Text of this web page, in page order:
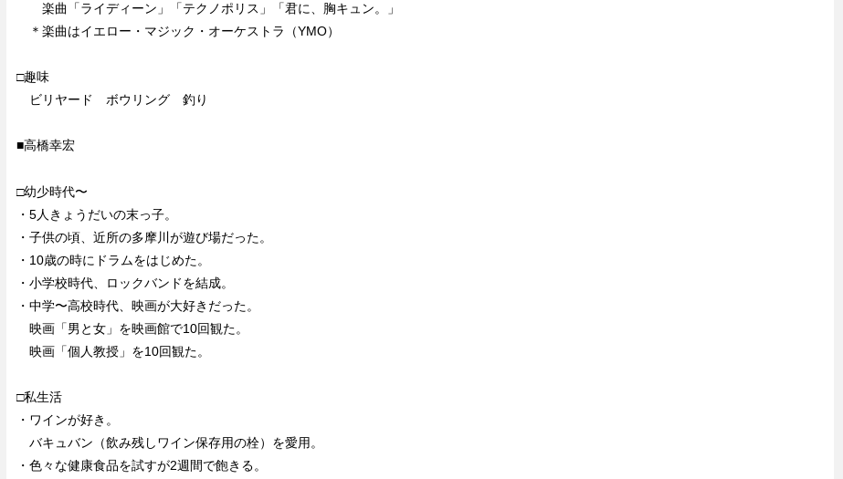
楽曲「ライディーン」「テクノポリス」「君に、胸キュン。」
＊楽曲はイエロー・マジック・オーケストラ（YMO）
□趣味
ビリヤード ボウリング 釣り
■高橋幸宏
□幼少時代〜
・5人きょうだいの末っ子。
・子供の頃、近所の多摩川が遊び場だった。
・10歳の時にドラムをはじめた。
・小学校時代、ロックバンドを結成。
・中学〜高校時代、映画が大好きだった。
映画「男と女」を映画館で10回観た。
映画「個人教授」を10回観た。
□私生活
・ワインが好き。
バキュバン（飲み残しワイン保存用の栓）を愛用。
・色々な健康食品を試すが2週間で飽きる。